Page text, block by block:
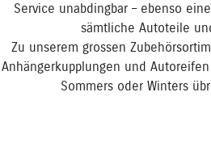
Service unabdingbar – ebenso
sämtliche Autoteile
Zu unserem grossen
Anhängerkupplungen und
Sommers oder Winters